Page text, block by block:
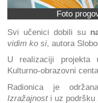
Foto
Svi učenici dobili su
vidim ko si, autora
U realizaciji projekta
Kulturno-obrazovni
Radionica je
Izražajnosti uz podršku